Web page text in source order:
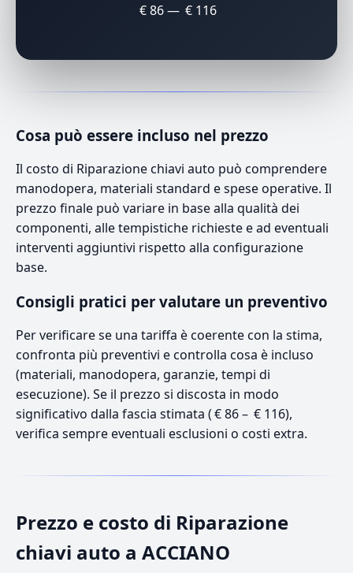
€ 86 — € 116
Cosa può essere incluso nel prezzo
Il costo di Riparazione chiavi auto può comprendere
manodopera, materiali standard e spese operative. Il
prezzo finale può variare in base alla qualità dei
componenti, alle tempistiche richieste e ad eventuali
interventi aggiuntivi rispetto alla configurazione
base.
Consigli pratici per valutare un preventivo
Per verificare se una tariffa è coerente con la stima,
confronta più preventivi e controlla cosa è incluso
(materiali, manodopera, garanzie, tempi di
esecuzione). Se il prezzo si discosta in modo
significativo dalla fascia stimata ( € 86 – € 116),
verifica sempre eventuali esclusioni o costi extra.
Prezzo e costo di Riparazione
chiavi auto a ACCIANO